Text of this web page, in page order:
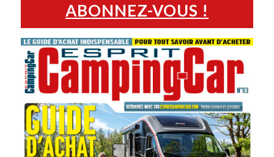
ABONNEZ-VOUS !